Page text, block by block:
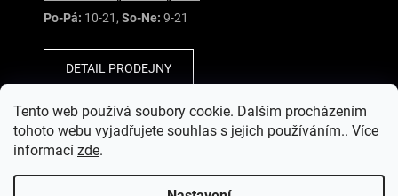
Tento web používá soubory cookie. Dalším procházením
tohoto webu vyjadřujete souhlas s jejich používáním.. Více
informací zde.
Po-Pá: 10-21, So-Ne: 9-21
DETAIL PRODEJNY
SOCIÁLNÍ SÍTĚ